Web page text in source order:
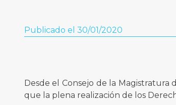
Publicado el 30/01/2020
Desde el Consejo de la Magistratura
que la plena realización de los